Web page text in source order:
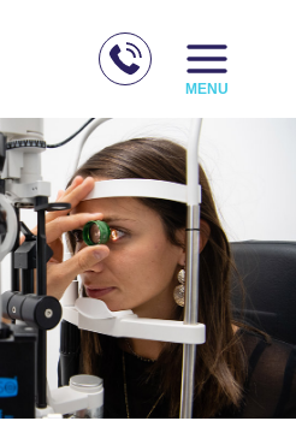
MENU